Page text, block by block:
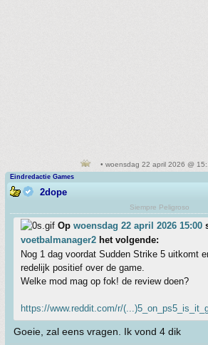
• woensdag 22 april 2026 @
Eindredactie Games
2dope
Siempre Peligroso
Op woensdag 22 april 2026 15:00
voetbalmanager2 het volgende:
Nog 1 dag voordat Sudden Strike 5 uitkomt
redelijk positief over de game.
Welke mod mag op fok! de review doen?
https://www.reddit.com/r/
Goeie, zal eens vragen. Ik vond 4 dik